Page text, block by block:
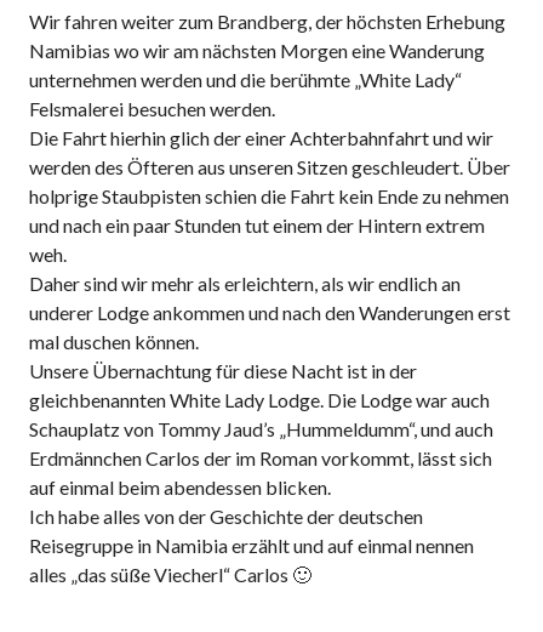
Wir fahren weiter zum Brandberg, der höchsten Erhebung
Namibias wo wir am nächsten Morgen eine Wanderung
unternehmen werden und die berühmte „White Lady“
Felsmalerei besuchen werden.
Die Fahrt hierhin glich der einer Achterbahnfahrt und wir
werden des Öfteren aus unseren Sitzen geschleudert. Über
holprige Staubpisten schien die Fahrt kein Ende zu nehmen
und nach ein paar Stunden tut einem der Hintern extrem
weh.
Daher sind wir mehr als erleichtern, als wir endlich an
underer Lodge ankommen und nach den Wanderungen erst
mal duschen können.
Unsere Übernachtung für diese Nacht ist in der
gleichbenannten White Lady Lodge. Die Lodge war auch
Schauplatz von Tommy Jaud’s „Hummeldumm“, und auch
Erdmännchen Carlos der im Roman vorkommt, lässt sich
auf einmal beim abendessen blicken.
Ich habe alles von der Geschichte der deutschen
Reisegruppe in Namibia erzählt und auf einmal nennen
alles „das süße Viecherl“ Carlos 🙂